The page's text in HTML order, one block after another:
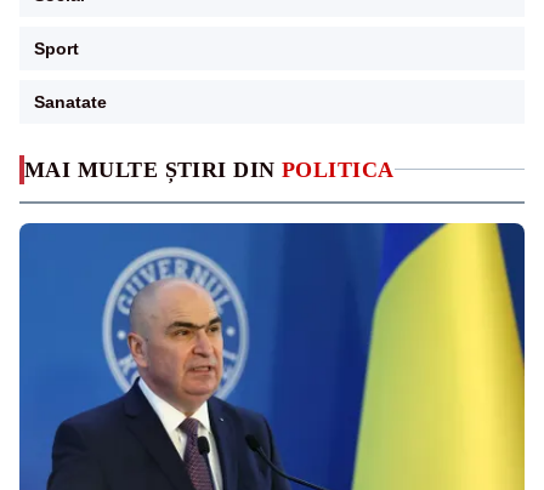
MAI MULTE ȘTIRI DIN POLITICA
Sport
Sanatate